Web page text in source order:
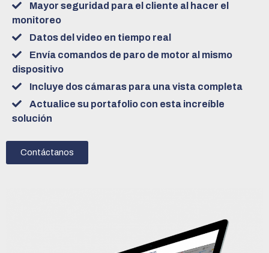
Mayor seguridad para el cliente al hacer el
monitoreo
Datos del video en tiempo real
Envía comandos de paro de motor al mismo
dispositivo
Incluye dos cámaras para una vista completa
Actualice su portafolio con esta increíble
solución
Contáctanos